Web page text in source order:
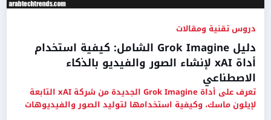
دروس تقنية ومقالات
دليل Grok Imagine الشامل: كيفية استخدام
أداة xAI لإنشاء الصور والفيديو بالذكاء
الاصطناعي
تعرف على أداة Grok Imagine الجديدة من شركة xAI التابعة
لإيلون ماسك، وكيفية استخدامها لتوليد الصور والفيديوهات